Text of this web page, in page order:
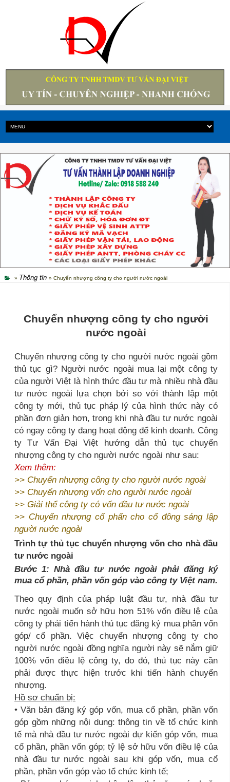
» Thông tin » Chuyển nhượng công ty cho người nước ngoài
Chuyển nhượng công ty cho người
nước ngoài
Chuyển nhượng công ty cho người nước ngoài gồm
thủ tục gì? Người nước ngoài mua lại một công ty
của người Việt là hình thức đầu tư mà nhiều nhà đầu
tư nước ngoài lựa chọn bởi so với thành lập một
công ty mới, thủ tục pháp lý của hình thức này có
phần đơn giản hơn, trong khi nhà đầu tư nước ngoài
có ngay công ty đang hoạt động để kinh doanh. Công
ty Tư Vấn Đại Việt hướng dẫn thủ tục chuyển
nhượng công ty cho người nước ngoài như sau:
Xem thêm:
>> Chuyển nhượng công ty cho người nước ngoài
>> Chuyển nhượng vốn cho người nước ngoài
>> Giải thể công ty có vốn đầu tư nước ngoài
>> Chuyển nhượng cổ phẩn cho cổ đông sáng lập
người nước ngoài
Trình tự thủ tục chuyển nhượng vốn cho nhà đầu
tư nước ngoài
Bước 1: Nhà đầu tư nước ngoài phải đăng ký
mua cổ phần, phần vốn góp vào công ty Việt nam.
Theo quy định của pháp luật đầu tư, nhà đầu tư
nước ngoài muốn sở hữu hơn 51% vốn điều lệ của
công ty phải tiến hành thủ tục đăng ký mua phần vốn
góp/ cổ phần. Việc chuyển nhượng công ty cho
người nước ngoài đồng nghĩa người này sẽ nắm giữ
100% vốn điều lệ công ty, do đó, thủ tục này cần
phải được thực hiện trước khi tiến hành chuyển
nhượng.
Hồ sơ chuẩn bị:
• Văn bản đăng ký góp vốn, mua cổ phần, phần vốn
góp gồm những nội dung: thông tin về tổ chức kinh
tế mà nhà đầu tư nước ngoài dự kiến góp vốn, mua
cổ phần, phần vốn góp; tỷ lệ sở hữu vốn điều lệ của
nhà đầu tư nước ngoài sau khi góp vốn, mua cổ
phần, phần vốn góp vào tổ chức kinh tế;